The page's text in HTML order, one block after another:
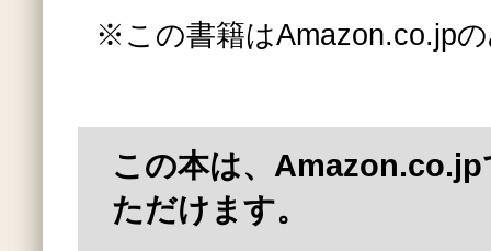
※この書籍はAmazon.co.jp
この本は、
ただけます。